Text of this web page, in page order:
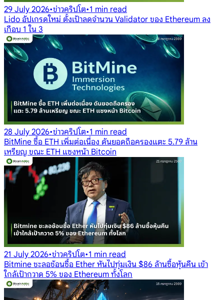
29 July 2026•ข่าวคริปโต•1 min read
Lido อัปเกรดใหม่ ตั้งเป้าลดจำนวน Validator ของ Ethereum ลง
เกือบ 1 ใน 3
28 July 2026•ข่าวคริปโต•1 min read
BitMine ซื้อ ETH เพิ่มต่อเนื่อง ดันยอดถือครองแตะ 5.79 ล้าน
เหรียญ ขณะ ETH แซงหน้า Bitcoin
21 July 2026•ข่าวคริปโต•1 min read
Bitmine ชะลอช้อนซื้อ Ether หันไปทุ่มเงิน $86 ล้านซื้อหุ้นคืน เข้า
ใกล้เป้ากวาด 5% ของ Ethereum ทั้งโลก